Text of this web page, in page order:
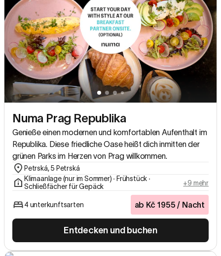
Numa Prag Republika
Genieße einen modernen und komfortablen Aufenthalt im
Republika. Diese friedliche Oase heißt dich inmitten der
grünen Parks im Herzen von Prag willkommen.
Petrská, 5 Petrská
Klimaanlage (nur im Sommer) ∙ Frühstück ∙
Schließfächer für Gepäck
+9 mehr
4 unterkunftsarten ab Kč 1955 / Nacht
Entdecken und buchen